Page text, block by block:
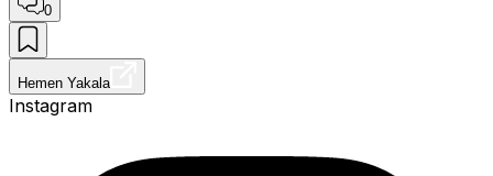
0
Hemen Yakala
Instagram